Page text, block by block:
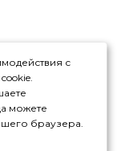
с
можете
браузера.